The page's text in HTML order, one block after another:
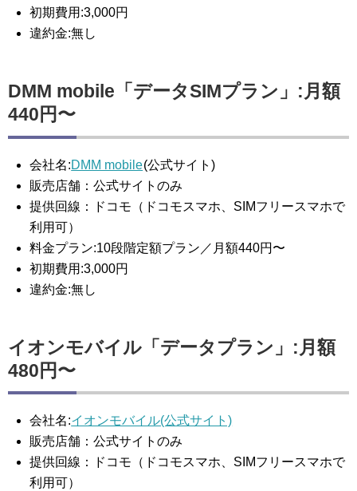
初期費用:3,000円
違約金:無し
DMM mobile「データSIMプラン」:月額
440円〜
会社名:DMM mobile(公式サイト)
販売店舗：公式サイトのみ
提供回線：ドコモ（ドコモスマホ、SIMフリースマホで
利用可）
料金プラン:10段階定額プラン／月額440円〜
初期費用:3,000円
違約金:無し
イオンモバイル「データプラン」:月額
480円〜
会社名:イオンモバイル(公式サイト)
販売店舗：公式サイトのみ
提供回線：ドコモ（ドコモスマホ、SIMフリースマホで
利用可）